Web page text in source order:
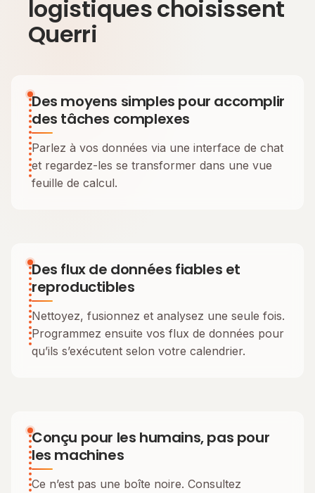
logistiques choisissent
Querri
Des moyens simples pour accomplir
des tâches complexes
Parlez à vos données via une interface de chat
et regardez-les se transformer dans une vue
feuille de calcul.
Des flux de données fiables et
reproductibles
Nettoyez, fusionnez et analysez une seule fois.
Programmez ensuite vos flux de données pour
qu’ils s’exécutent selon votre calendrier.
Conçu pour les humains, pas pour
les machines
Ce n’est pas une boîte noire. Consultez